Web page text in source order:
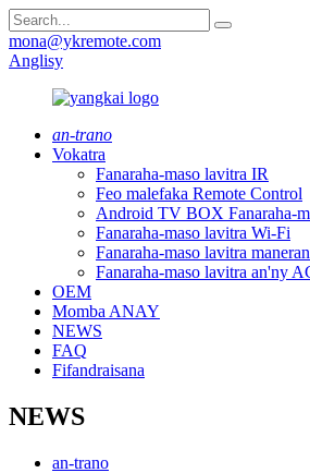
mona@ykremote.com
Anglisy
an-trano
Vokatra
Fanaraha-maso lavitra IR
Feo malefaka Remote Control
Android TV BOX Fanaraha-
Fanaraha-maso lavitra Wi-Fi
Fanaraha-maso lavitra
Fanaraha-maso lavitra an'ny
OEM
Momba ANAY
NEWS
FAQ
Fifandraisana
NEWS
an-trano